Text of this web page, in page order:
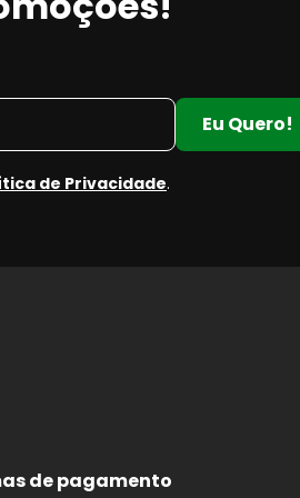
Eu Quero!
de Privacidade.
de pagamento